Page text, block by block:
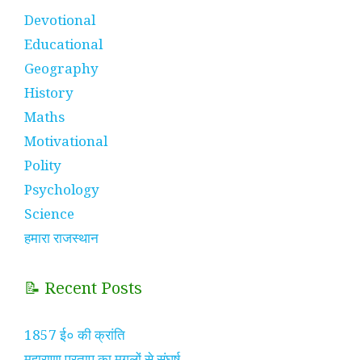
Devotional
Educational
Geography
History
Maths
Motivational
Polity
Psychology
Science
हमारा राजस्थान
📝 Recent Posts
1857 ई० की क्रांति